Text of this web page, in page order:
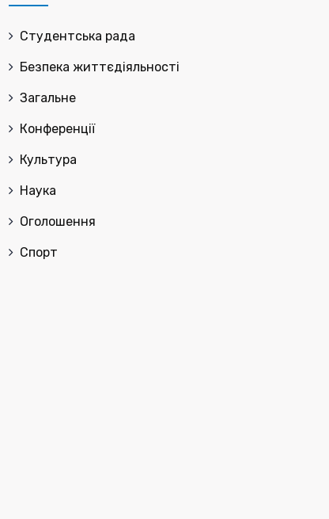
Cтудентська рада
Безпека життєдіяльності
Загальне
Конференції
Культура
Наука
Оголошення
Спорт